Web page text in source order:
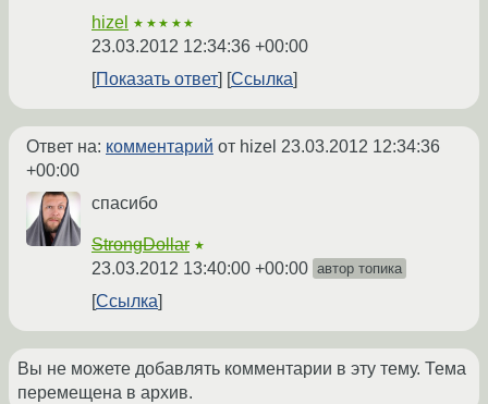
hizel ★★★★★
23.03.2012 12:34:36 +00:00
Показать ответ
Ссылка
Ответ на: комментарий от hizel 23.03.2012 12:34:36
+00:00
спасибо
StrongDollar ★
23.03.2012 13:40:00 +00:00 автор топика
Ссылка
Вы не можете добавлять комментарии в эту тему. Тема
перемещена в архив.